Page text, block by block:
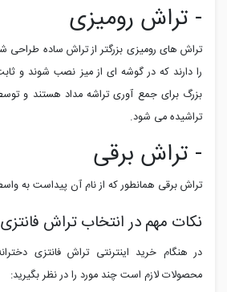
- تراش رومیزی
تراش های رومیزی بزرگتر از تراش ساده طراحی
را دارند که در گوشه ای از میز نصب شوند و
بزرگ برای جمع آوری تراشه مداد هستند و
تراشیده می شود.
- تراش برقی
تراش برقی همانطور که از نام آن پیداست به
نکات مهم در انتخاب تراش
در هنگام خرید اینترنتی تراش فانتزی
محصولات لازم است چند مورد را در نظر بگیرید: